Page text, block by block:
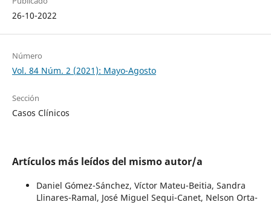
26-10-2022
Número
Vol. 84 Núm. 2 (2021): Mayo-Agosto
Sección
Casos Clínicos
Artículos más leídos del mismo autor/a
Daniel Gómez-Sánchez, Víctor Mateu-Beitia, Sandra
Llinares-Ramal, José Miguel Sequi-Canet, Nelson Orta-